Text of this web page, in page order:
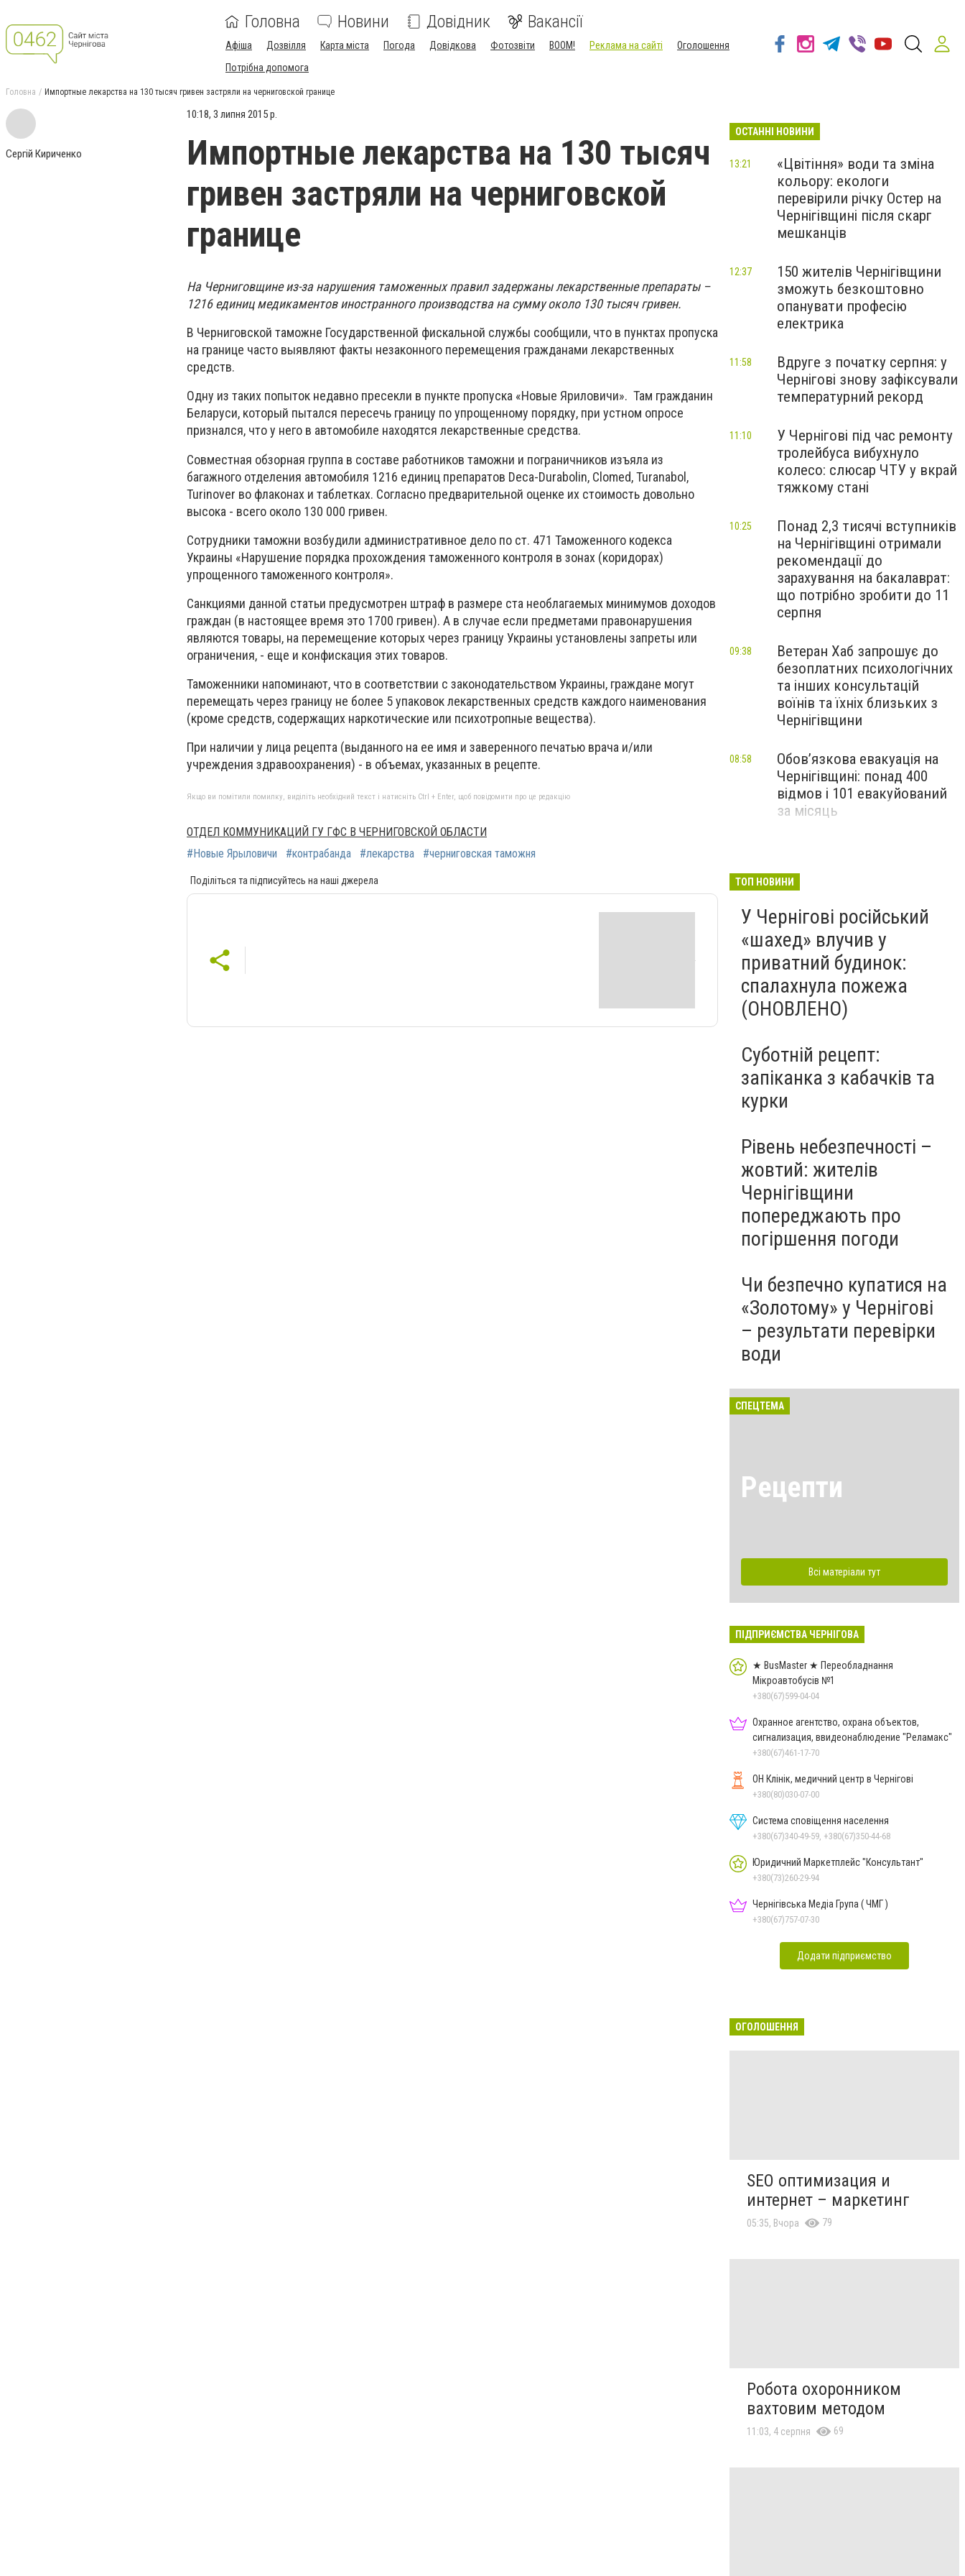
Головна Новини Довідник Вакансії
Афіша Дозвілля Карта міста Погода Довідкова Фотозвіти BOOM! Реклама на сайті
Оголошення
Потрібна допомога
Головна Импортные лекарства на 130 тысяч гривен застряли на черниговской границе
Сергій Кириченко
10:18, 3 липня 2015 р.
Импортные лекарства на 130 тысяч
гривен застряли на черниговской
границе
На Черниговщине из-за нарушения таможенных правил задержаны лекарственные препараты –
1216 единиц медикаментов иностранного производства на сумму около 130 тысяч гривен.
В Черниговской таможне Государственной фискальной службы сообщили, что в пунктах пропуска
на границе часто выявляют факты незаконного перемещения гражданами лекарственных
средств.
Одну из таких попыток недавно пресекли в пункте пропуска «Новые Яриловичи». Там гражданин
Беларуси, который пытался пересечь границу по упрощенному порядку, при устном опросе
признался, что у него в автомобиле находятся лекарственные средства.
Совместная обзорная группа в составе работников таможни и пограничников изъяла из
багажного отделения автомобиля 1216 единиц препаратов Deca-Durabolin, Clomed, Turanabol,
Turinover во флаконах и таблетках. Согласно предварительной оценке их стоимость довольно
высока - всего около 130 000 гривен.
Сотрудники таможни возбудили административное дело по ст. 471 Таможенного кодекса
Украины «Нарушение порядка прохождения таможенного контроля в зонах (коридорах)
упрощенного таможенного контроля».
Санкциями данной статьи предусмотрен штраф в размере ста необлагаемых минимумов доходов
граждан (в настоящее время это 1700 гривен). А в случае если предметами правонарушения
являются товары, на перемещение которых через границу Украины установлены запреты или
ограничения, - еще и конфискация этих товаров.
Таможенники напоминают, что в соответствии с законодательством Украины, граждане могут
перемещать через границу не более 5 упаковок лекарственных средств каждого наименования
(кроме средств, содержащих наркотические или психотропные вещества).
При наличии у лица рецепта (выданного на ее имя и заверенного печатью врача и/или
учреждения здравоохранения) - в объемах, указанных в рецепте.
Якщо ви помітили помилку, виділіть необхідний текст і натисніть Ctrl + Enter, щоб повідомити про це редакцію
ОТДЕЛ КОММУНИКАЦИЙ ГУ ГФС В ЧЕРНИГОВСКОЙ ОБЛАСТИ
#Новые Ярыловичи
#контрабанда #лекарства #черниговская таможня
Поділіться та підписуйтесь на наші джерела
ОСТАННІ НОВИНИ
«Цвітіння» води та зміна
кольору: екологи
перевірили річку Остер на
Чернігівщині після скарг
мешканців
13:21
150 жителів Чернігівщини
зможуть безкоштовно
опанувати професію
електрика
12:37
Вдруге з початку серпня: у
Чернігові знову зафіксували
температурний рекорд
11:58
У Чернігові під час ремонту
тролейбуса вибухнуло
колесо: слюсар ЧТУ у вкрай
тяжкому стані
11:10
Понад 2,3 тисячі вступників
на Чернігівщині отримали
рекомендації до
зарахування на бакалаврат:
що потрібно зробити до 11
серпня
10:25
Ветеран Хаб запрошує до
безоплатних психологічних
та інших консультацій
воїнів та їхніх близьких з
Чернігівщини
09:38
Обов’язкова евакуація на
Чернігівщині: понад 400
відмов і 101 евакуйований
за місяць
08:58
тисяч тонн зерна та 190
ТОП НОВИНИ
У Чернігові російський
«шахед» влучив у
приватний будинок:
спалахнула пожежа
(ОНОВЛЕНО)
Суботній рецепт:
запіканка з кабачків та
курки
Рівень небезпечності –
жовтий: жителів
Чернігівщини
попереджають про
погіршення погоди
Чи безпечно купатися на
«Золотому» у Чернігові
– результати перевірки
води
СПЕЦТЕМА
Рецепти
Всі матеріали тут
ПІДПРИЄМСТВА ЧЕРНІГОВА
★ BusMaster ★ Переобладнання
Мікроавтобусів №1
+380(67)599-04-04
Охранное агентство, охрана объектов,
сигнализация, ввидеонаблюдение "Реламакс"
+380(67)461-17-70
ОН Клінік, медичний центр в Чернігові
+380(80)030-07-00
Система сповіщення населення
+380(67)340-49-59, +380(67)350-44-68
Юридичний Маркетплейс "Консультант"
+380(73)260-29-94
Чернігівська Медіа Група ( ЧМГ )
+380(67)757-07-30
Додати підприємство
ОГОЛОШЕННЯ
SEO оптимизация и
интернет – маркетинг
05:35, Вчора 79
Робота охоронником
вахтовим методом
11:03, 4 серпня 69